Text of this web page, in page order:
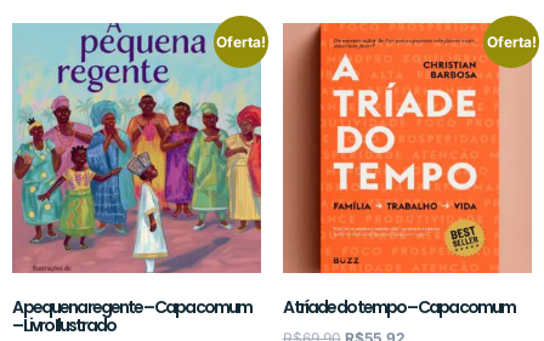
Oferta!
A pequena regente – Capa comum
– Livro Ilustrado
Oferta!
A tríade do tempo – Capa comum